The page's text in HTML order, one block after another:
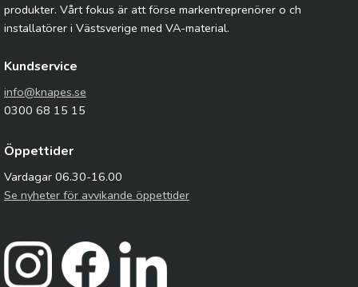
produkter. Vårt fokus är att förse markentreprenörer o ch
installatörer i Västsverige med VA-material.
Kundservice
info@knapes.se
0300 68 15 15
Öppettider
Vardagar 06.30-16.00
Se nyheter för avvikande öppettider